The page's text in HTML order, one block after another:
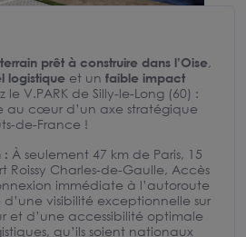
terrain prêt à construire dans l’Oise,
logistique et un faible impact
le V.PARK de Silly-le-Long (60) :
au cœur d’un axe stratégique
de-France !
: À seulement 47 km de Paris, 15
Roissy Charles-de-Gaulle, Accès
immédiate à l’autoroute
visibilité exceptionnelle sur
et d’une accessibilité optimale
qu’ils soient nationaux